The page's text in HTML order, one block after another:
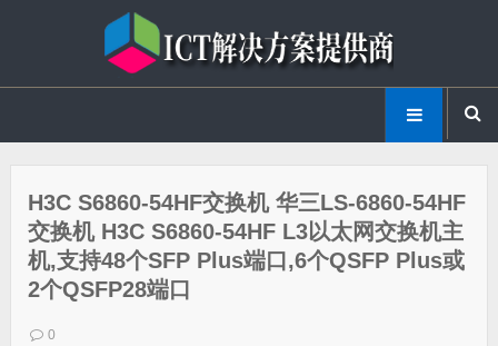
H3C S6860-54HF交换机 华三LS-6860-54HF
交换机 H3C S6860-54HF L3以太网交换机主
机,支持48个SFP Plus端口,6个QSFP Plus或
2个QSFP28端口
0